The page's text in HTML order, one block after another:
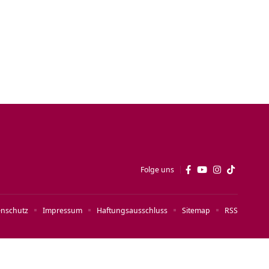
Folge uns
Impressum Haftungsausschluss Sitemap RSS